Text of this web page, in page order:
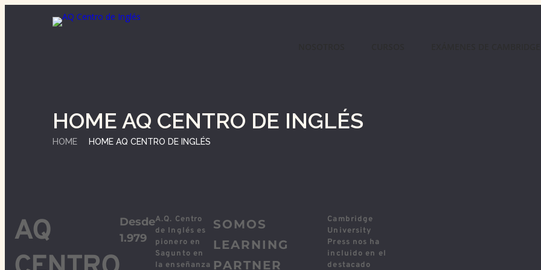
HOME AQ CENTRO DE INGLÉS
HOME HOME AQ CENTRO DE INGLÉS
AQ
Desde
1.979
A.Q. Centro
de Inglés es
pionero en
Sagunto en
la enseñanza
SOMOS
LEARNING
PARTNER
Cambridge
University
Press nos ha
incluido en el
destacado